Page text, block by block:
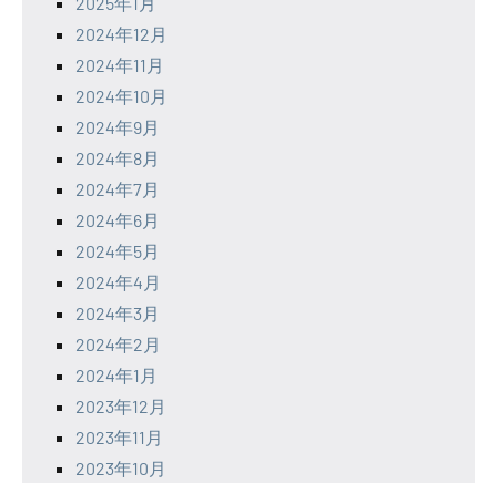
2024年12月
2024年11月
2024年10月
2024年9月
2024年8月
2024年7月
2024年6月
2024年5月
2024年4月
2024年3月
2024年2月
2024年1月
2023年12月
2023年11月
2023年10月